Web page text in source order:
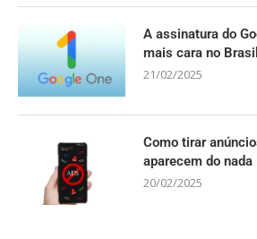
A assinatura do
mais cara no Brasil
21/02/2025
Como tirar
aparecem do nada
20/02/2025